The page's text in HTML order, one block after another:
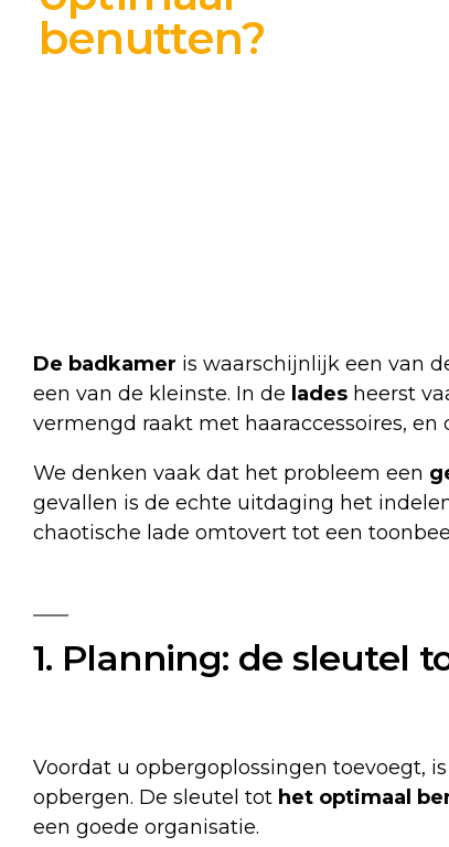
benutten?
De badkamer is waarschijnlijk een van
een van de kleinste. In de lades heerst
vermengd raakt met haaraccessoires,
We denken vaak dat het probleem een
gevallen is de echte uitdaging het
chaotische lade omtovert tot een
1. Planning: de sleutel
Voordat u opbergoplossingen toevoegt,
opbergen. De sleutel tot het optimaal
een goede organisatie.